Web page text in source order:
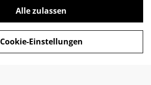
Widerrufsrecht
Alle zulassen
Cookie-Einstellungen